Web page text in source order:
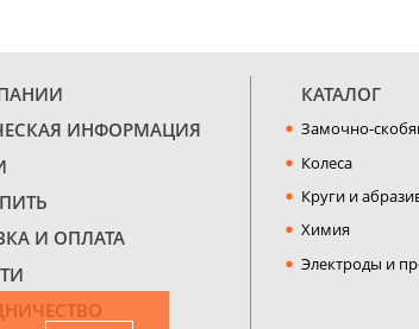
ИНФОРМАЦИЯ
И ОПЛАТА
КАТАЛОГ
Замочно-
Колеса
Круги и
Химия
Электроды и